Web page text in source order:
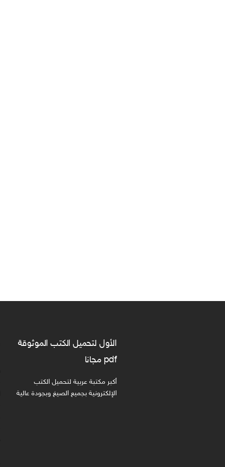
الأول لتحميل الكتب الموثوقة
pdf مجانا
أكبر مكتبة عربية لتحميل الكتب
الإلكترونية بجميع الصيغ وبجودة عالية